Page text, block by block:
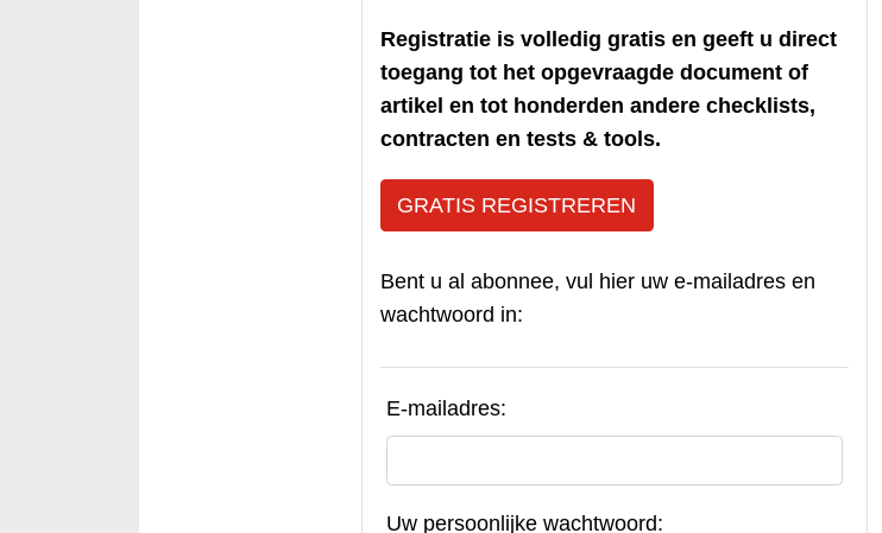
Registratie is volledig gratis en geeft u direct
toegang tot het opgevraagde document of
artikel en tot honderden andere checklists,
contracten en tests & tools.
GRATIS REGISTREREN
Bent u al abonnee, vul hier uw e-mailadres en
wachtwoord in:
E-mailadres:
Uw persoonlijke wachtwoord: